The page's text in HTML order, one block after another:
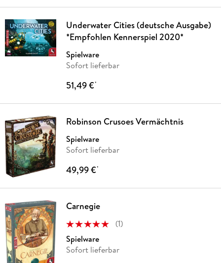
Underwater Cities (deutsche Ausgabe)
*Empfohlen Kennerspiel 2020*
Spielware
Sofort lieferbar
51,49 €*
Robinson Crusoes Vermächtnis
Spielware
Sofort lieferbar
49,99 €*
Carnegie
(1)
Spielware
Sofort lieferbar